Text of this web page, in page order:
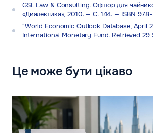
GSL Law & Consulting. Офшор для
«Диалектика», 2010. — С. 144. — ISBN
"World Economic Outlook Database, April
International Monetary Fund. Retrieved 29
Це може бути цікаво